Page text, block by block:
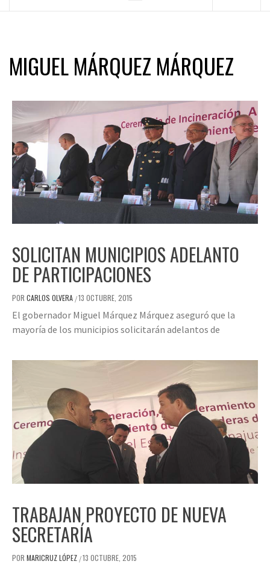
MIGUEL MÁRQUEZ MÁRQUEZ
SOLICITAN MUNICIPIOS ADELANTO
DE PARTICIPACIONES
POR CARLOS OLVERA /13 OCTUBRE, 2015
El gobernador Miguel Márquez Márquez aseguró que la
mayoría de los municipios solicitarán adelantos de
TRABAJAN PROYECTO DE NUEVA
SECRETARÍA
POR MARICRUZ LÓPEZ /13 OCTUBRE, 2015